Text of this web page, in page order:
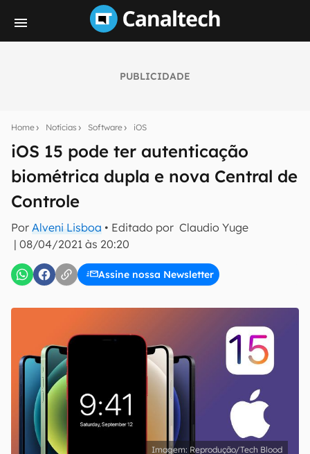
PUBLICIDADE
Home Notícias Software iOS
iOS 15 pode ter autenticação
biométrica dupla e nova Central de
Controle
Por Alveni Lisboa • Editado por Claudio Yuge
| 08/04/2021 às 20:20
Assine nossa Newsletter
notícias e reviews sobre tecnologia em primeira
mão.
E-mail
inscreva-se
Confirmo que li, aceito e concordo com os Termos de
Uso e Política de Privacidade do Canaltech.
Reprodução/Tech Blood